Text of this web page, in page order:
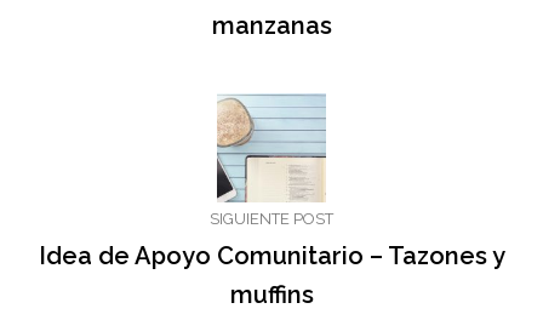
manzanas
SIGUIENTE POST
Idea de Apoyo Comunitario – Tazones y
muffins